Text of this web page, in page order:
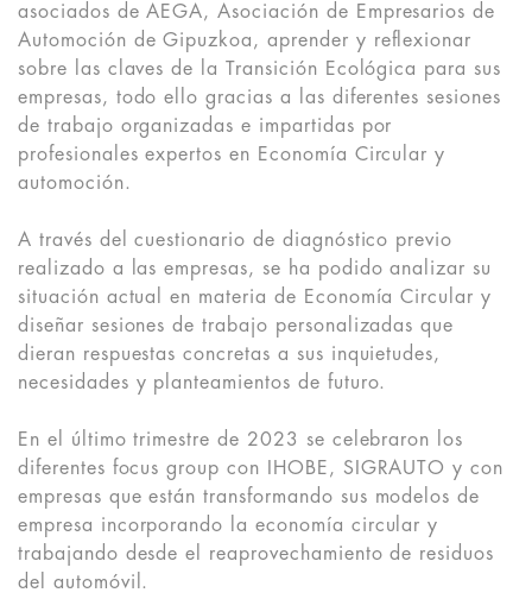
asociados de AEGA, Asociación de Empresarios de
Automoción de Gipuzkoa, aprender y reflexionar
sobre las claves de la Transición Ecológica para sus
empresas, todo ello gracias a las diferentes sesiones
de trabajo organizadas e impartidas por
profesionales expertos en Economía Circular y
automoción.
A través del cuestionario de diagnóstico previo
realizado a las empresas, se ha podido analizar su
situación actual en materia de Economía Circular y
diseñar sesiones de trabajo personalizadas que
dieran respuestas concretas a sus inquietudes,
necesidades y planteamientos de futuro.
En el último trimestre de 2023 se celebraron los
diferentes focus group con IHOBE, SIGRAUTO y con
empresas que están transformando sus modelos de
empresa incorporando la economía circular y
trabajando desde el reaprovechamiento de residuos
del automóvil.